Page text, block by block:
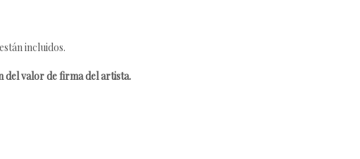
incluidos.
del valor de firma del artista.